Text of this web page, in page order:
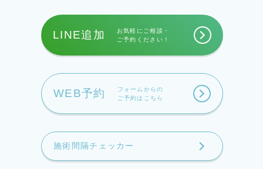
LINE追加
お気軽にご相談・
ご予約ください！
WEB予約
フォームからの
ご予約はこちら
施術間隔チェッカー